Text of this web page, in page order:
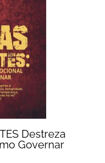
Destreza
Governar